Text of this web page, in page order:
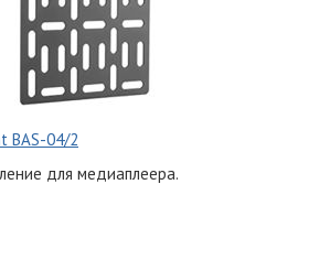
BAS-04/2
для медиаплеера.